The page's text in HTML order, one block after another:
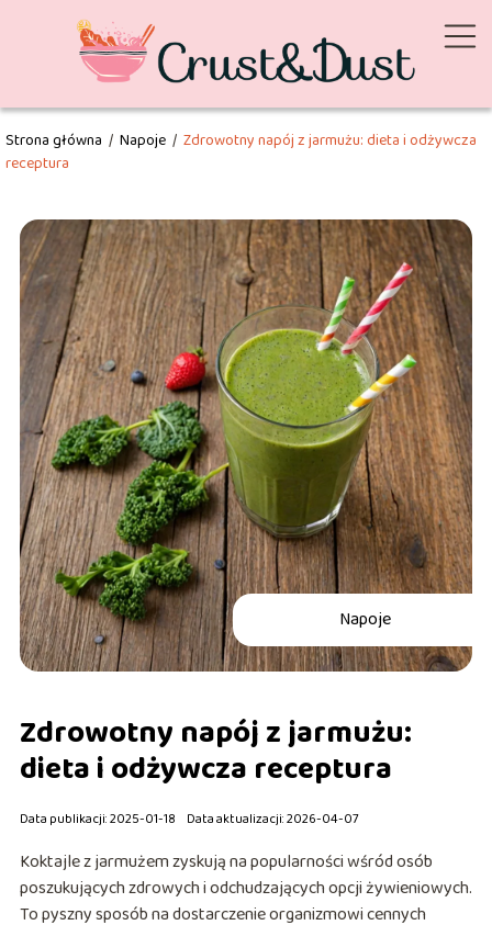
Strona główna / Napoje / Zdrowotny napój z jarmużu: dieta i odżywcza
receptura
Napoje
Zdrowotny napój z jarmużu:
dieta i odżywcza receptura
Data publikacji: 2025-01-18 Data aktualizacji: 2026-04-07
Koktajle z jarmużem zyskują na popularności wśród osób
poszukujących zdrowych i odchudzających opcji żywieniowych.
To pyszny sposób na dostarczenie organizmowi cennych